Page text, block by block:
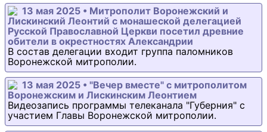
13 мая 2025 • Митрополит Воронежский и
Лискинский Леонтий с монашеской делегацией
Русской Православной Церкви посетил древние
обители в окрестностях Александрии
В состав делегации входит группа паломников
Воронежской митрополии.
13 мая 2025 • "Вечер вместе" с митрополитом
Воронежским и Лискинским Леонтием
Видеозапись программы телеканала "Губерния" с
участием Главы Воронежской митрополии.